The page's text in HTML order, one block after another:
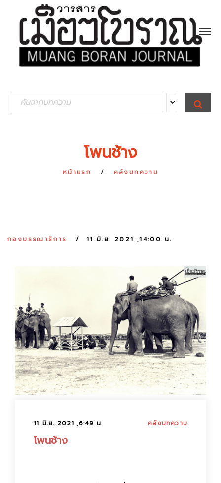
e
S
E
A
โพนช้าง
หน้าแรก คลังบทความ
กองบรรณาธิการ 11 มิ.ย. 2021 ,14:00 น.
11 มิ.ย. 2021 ,6:49 น. คลังบทความ
โพนช้าง